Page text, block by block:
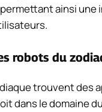
ainsi une
robots du
trouvent des
dans le domaine du